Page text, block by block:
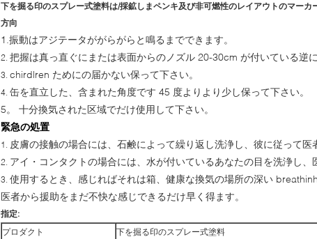
下を掘る印のスプレー式塗料は/採鉱しまペンキ及び非可燃性のレイアウトのマーカ
方向
1.振動はアジテータががらがらと鳴るまでできます。
2. 把握は真っ直ぐにまたは表面からのノズル 20-30cm が付いている逆
3. chirdlren ためにの届かない保って下さい。
4. 缶を直立した、含まれた角度です 45 度よりより少し保って下さい。
5。 十分換気された区域でだけ使用して下さい。
緊急の処置
1. 皮膚の接触の場合には、石鹸によって繰り返し洗浄し、彼に従って医
2. アイ・コンタクトの場合には、水が付いているあなたの目を洗浄し、
3. 使用するとき、感じればそれは箱、健康な換気の場所の深い
医者から援助をまだ不快な感じできるだけ早く得ます。
指定:
プロダクト
下を掘る印のスプレー式塗料